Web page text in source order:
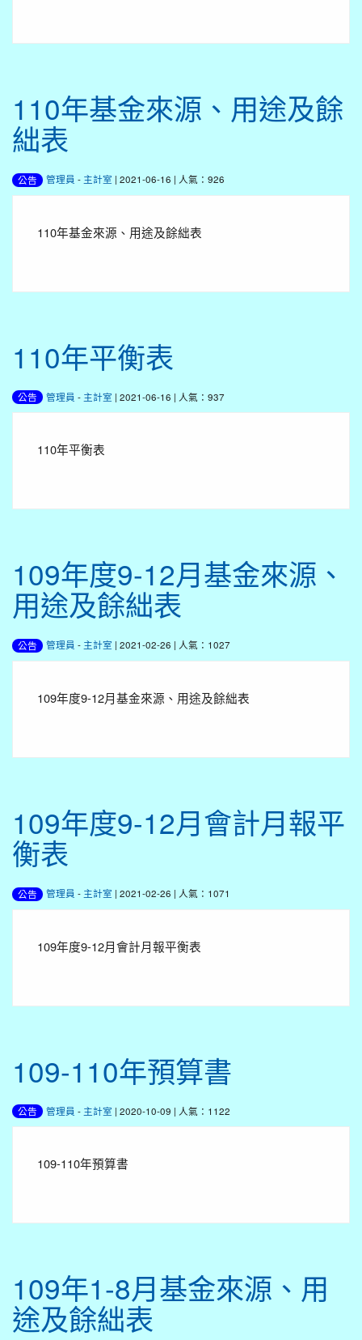
110年基金來源、用途及餘
絀表
公告 管理員 - 主計室 | 2021-06-16 | 人氣：926
110年基金來源、用途及餘絀表
110年平衡表
公告 管理員 - 主計室 | 2021-06-16 | 人氣：937
110年平衡表
109年度9-12月基金來源、
用途及餘絀表
公告 管理員 - 主計室 | 2021-02-26 | 人氣：1027
109年度9-12月基金來源、用途及餘絀表
109年度9-12月會計月報平
衡表
公告 管理員 - 主計室 | 2021-02-26 | 人氣：1071
109年度9-12月會計月報平衡表
109-110年預算書
公告 管理員 - 主計室 | 2020-10-09 | 人氣：1122
109-110年預算書
109年1-8月基金來源、用
途及餘絀表